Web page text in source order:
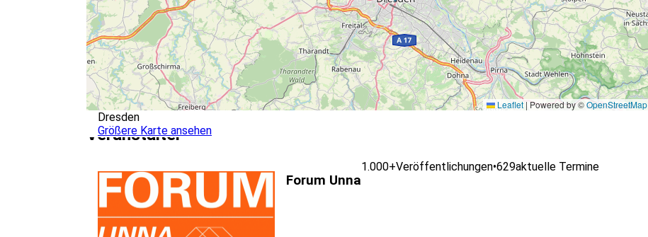
Leaflet | Powered by ©OpenStreetMap
Dresden
Größere Karte ansehen
Veranstalter
Forum Unna
1.000+Veröffentlichungen•629aktuelle Termine